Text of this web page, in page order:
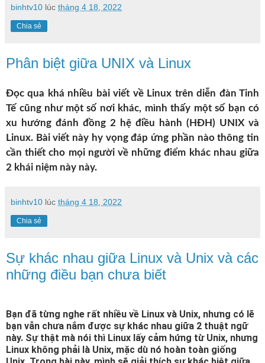
binhtv10 lúc tháng 4 18, 2022
Chia sẻ
Phân biệt giữa UNIX và Linux
Đọc qua khá nhiều bài viết về Linux trên diễn đàn Tinh
Tế cũng như một số nơi khác, mình thấy một số bạn có
xu hướng đánh đồng 2 hệ điều hành (HĐH) UNIX và
Linux. Bài viết này hy vọng đáp ứng phần nào thông tin
cần thiết cho mọi người về những điểm khác nhau giữa
2 khái niệm này này.
binhtv10 lúc tháng 4 18, 2022
Chia sẻ
Sự khác nhau giữa Linux và Unix và các
những điều bạn chưa biết
Bạn đã từng nghe rất nhiều về Linux và Unix, nhưng có lẽ
bạn vẫn chưa nắm được sự khác nhau giữa 2 thuật ngữ
này. Sự thật mà nói thì Linux lấy cảm hứng từ Unix, nhưng
Linux không phải là Unix, mặc dù nó hoàn toàn giống